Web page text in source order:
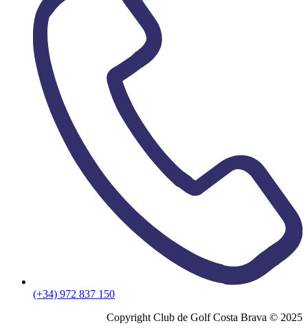
(+34) 972 837 150
Copyright Club de Golf Costa Brava © 2025